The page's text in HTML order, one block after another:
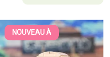
NOUVEAU À